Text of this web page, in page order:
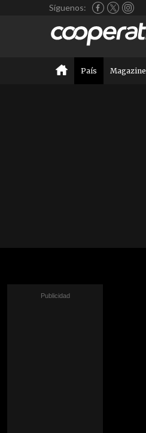
Síguenos:
País Magazine